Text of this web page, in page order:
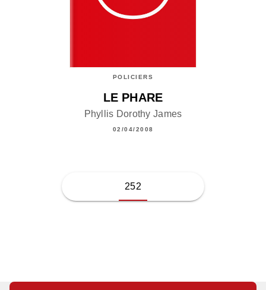
POLICIERS
LE PHARE
Phyllis Dorothy James
02/04/2008
252